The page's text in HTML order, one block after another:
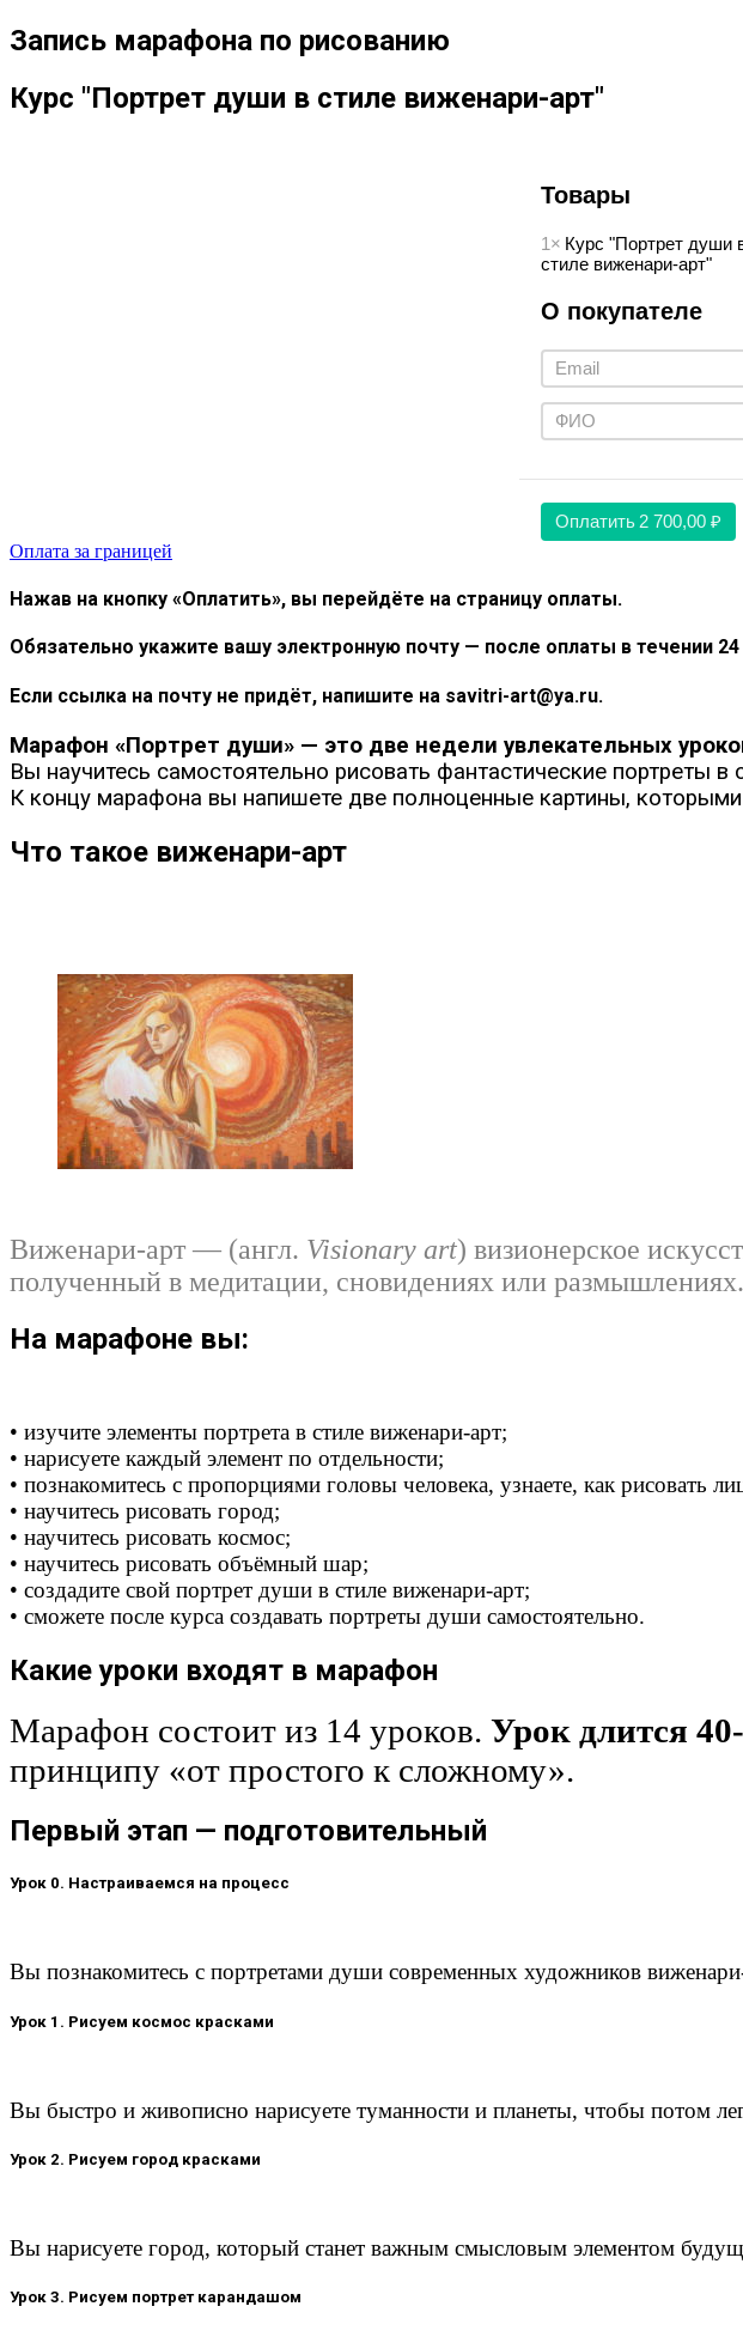
Запись марафона по рисованию
Курс "Портрет души в стиле виженари-арт"
Товары
1× Курс "Портрет души
стиле виженари-арт"
О покупателе
Оплатить 2 700,00 ₽
Оплата за границей
Нажав на кнопку «Оплатить», вы перейдёте на страницу оплаты.
Обязательно укажите вашу электронную почту — после оплаты в течении
Если ссылка на почту не придёт, напишите на savitri-art@ya.ru.
Марафон «Портрет души» — это две недели увлекательных
Вы научитесь самостоятельно рисовать фантастические портреты в
К концу марафона вы напишете две полноценные картины, которыми
Что такое виженари-арт
Виженари-арт — (англ. Visionary art) визионерское
полученный в медитации, сновидениях или размышлениях.
На марафоне вы:
• изучите элементы портрета в стиле виженари-арт;
• нарисуете каждый элемент по отдельности;
• познакомитесь с пропорциями головы человека, узнаете, как рисовать
• научитесь рисовать город;
• научитесь рисовать космос;
• научитесь рисовать объёмный шар;
• создадите свой портрет души в стиле виженари-арт;
• сможете после курса создавать портреты души самостоятельно.
Какие уроки входят в марафон
Марафон состоит из 14 уроков. Урок длится
принципу «от простого к сложному».
Первый этап — подготовительный
Урок 0. Настраиваемся на процесс
Вы познакомитесь с портретами души современных художников
Урок 1. Рисуем космос красками
Вы быстро и живописно нарисуете туманности и планеты, чтобы потом
Урок 2. Рисуем город красками
Вы нарисуете город, который станет важным смысловым элементом
Урок 3. Рисуем портрет карандашом